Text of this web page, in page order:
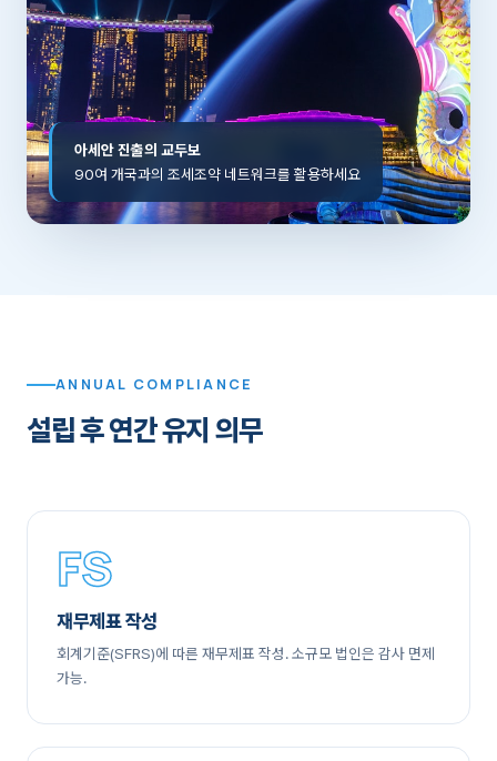
아세안 진출의 교두보
90여 개국과의 조세조약 네트워크를 활용하세요
ANNUAL COMPLIANCE
설립 후 연간 유지 의무
FS
재무제표 작성
회계기준(SFRS)에 따른 재무제표 작성. 소규모 법인은 감사 면제
가능.